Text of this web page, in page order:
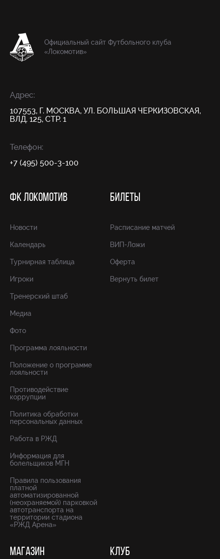
Официальный сайт Футбольного клуба
«Локомотив»
Адрес:
107553, Г. МОСКВА, УЛ. БОЛЬШАЯ ЧЕРКИЗОВСКАЯ,
ВЛД. 125, СТР. 1
Телефон:
+7 (495) 500-3-100
ФК ЛОКОМОТИВ
Новости
Календарь
Турнирная таблица
Игроки
Тренерский штаб
Медиа
Фото
Программа лояльности
Положение о программе
лояльности
Противодействие
коррупции
Политика обработки
персональных данных
Работа в РЖД
Информация для
болельщиков МГН
Правила пользования
платной
автоматизированной
(неохраняемой) парковкой
автотранспорта на
территории стадиона
«РЖД Арена»
БИЛЕТЫ
Расписание матчей
ВИП-Ложи
Оферта
Вернуть билет
МАГАЗИН КЛУБ